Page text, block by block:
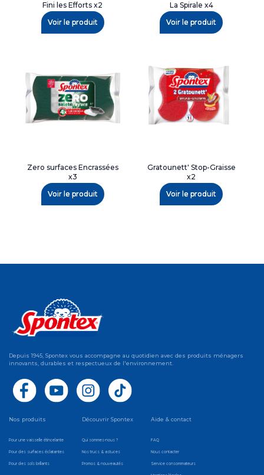
Fini les Efforts x2
Voir le produit
La Spirale x4
Voir le produit
Zero surfaces Encrassées
x3
Voir le produit
Gratounett' Stop-Graisse
x2
Voir le produit
Depuis 1945, Spontex vous accompagne au quotidien avec des produits ménagers
innovants, durables et respectueux de l'environnement.
Nos produits
Pour une vaisselle étincelante
Pour des surfaces éclatantes
Pour des sols brillants
Découvrir Spontex
Qui sommes-nous ?
Nos trucs & astuces
Promos & nouveautés
Aide & contact
FAQ
Nous contacter
Service consommateurs